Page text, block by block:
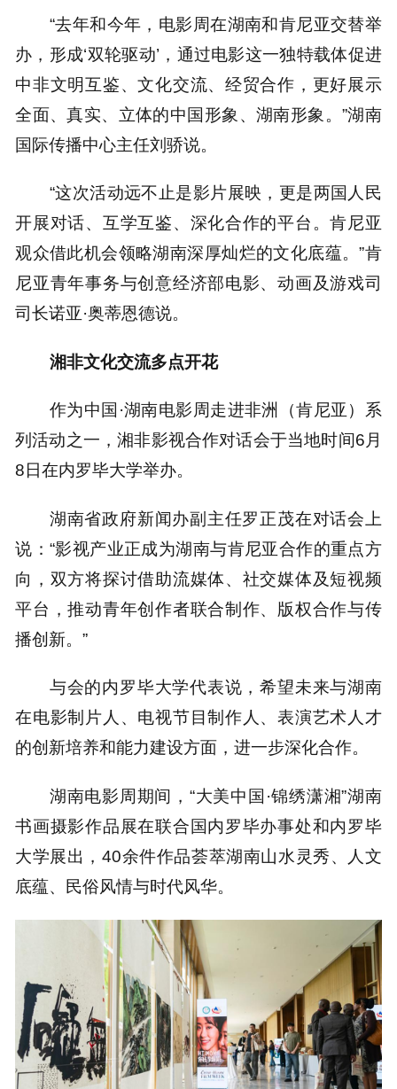
“去年和今年，电影周在湖南和肯尼亚交替举
办，形成‘双轮驱动’，通过电影这一独特载体促进
中非文明互鉴、文化交流、经贸合作，更好展示
全面、真实、立体的中国形象、湖南形象。”湖南
国际传播中心主任刘骄说。
“这次活动远不止是影片展映，更是两国人民
开展对话、互学互鉴、深化合作的平台。肯尼亚
观众借此机会领略湖南深厚灿烂的文化底蕴。”肯
尼亚青年事务与创意经济部电影、动画及游戏司
司长诺亚·奥蒂恩德说。
湘非文化交流多点开花
作为中国·湖南电影周走进非洲（肯尼亚）系
列活动之一，湘非影视合作对话会于当地时间6月
8日在内罗毕大学举办。
湖南省政府新闻办副主任罗正茂在对话会上
说：“影视产业正成为湖南与肯尼亚合作的重点方
向，双方将探讨借助流媒体、社交媒体及短视频
平台，推动青年创作者联合制作、版权合作与传
播创新。”
与会的内罗毕大学代表说，希望未来与湖南
在电影制片人、电视节目制作人、表演艺术人才
的创新培养和能力建设方面，进一步深化合作。
湖南电影周期间，“大美中国·锦绣潇湘”湖南
书画摄影作品展在联合国内罗毕办事处和内罗毕
大学展出，40余件作品荟萃湖南山水灵秀、人文
底蕴、民俗风情与时代风华。